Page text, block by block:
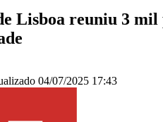
Lisboa reuniu 3 mil
04/07/2025 17:43